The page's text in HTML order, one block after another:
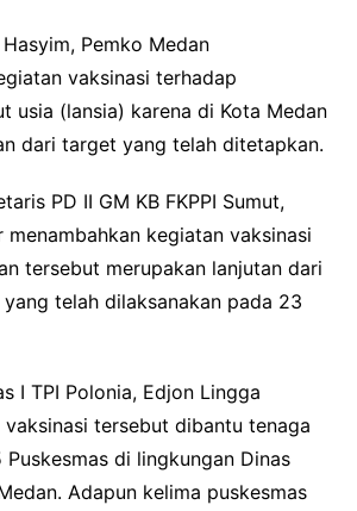
Pemko Medan
vaksinasi terhadap
usia (lansia) karena di Kota Medan
dari target yang telah ditetapkan.
PD II GM KB FKPPI Sumut,
menambahkan kegiatan vaksinasi
tersebut merupakan lanjutan dari
telah dilaksanakan pada 23
I TPI Polonia, Edjon Lingga
vaksinasi tersebut dibantu tenaga
di lingkungan Dinas
Adapun kelima puskesmas